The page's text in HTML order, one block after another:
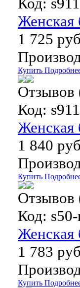
Женская
1 725
Купить
Отзывов
Код:
Женская
1 840
Купить
Отзывов
Код:
Женская
1 783
Купить